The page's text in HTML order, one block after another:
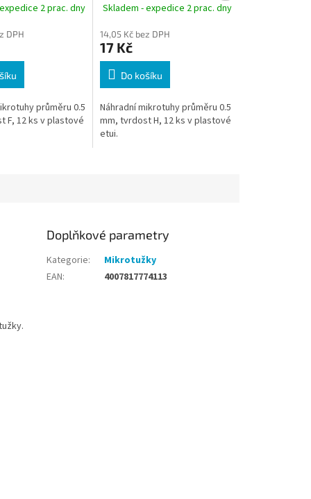
2 prac. dny
DPH
průměru 0.5
F, 12 ks v plastové
Skladem - expedice 2 prac. dny
14,05 Kč bez DPH
17 Kč
Do košíku
Náhradní mikrotuhy průměru 0.5
mm, tvrdost H, 12 ks v plastové
etui.
Doplňkové parametry
Kategorie:
Mikrotužky
EAN: 4007817774113